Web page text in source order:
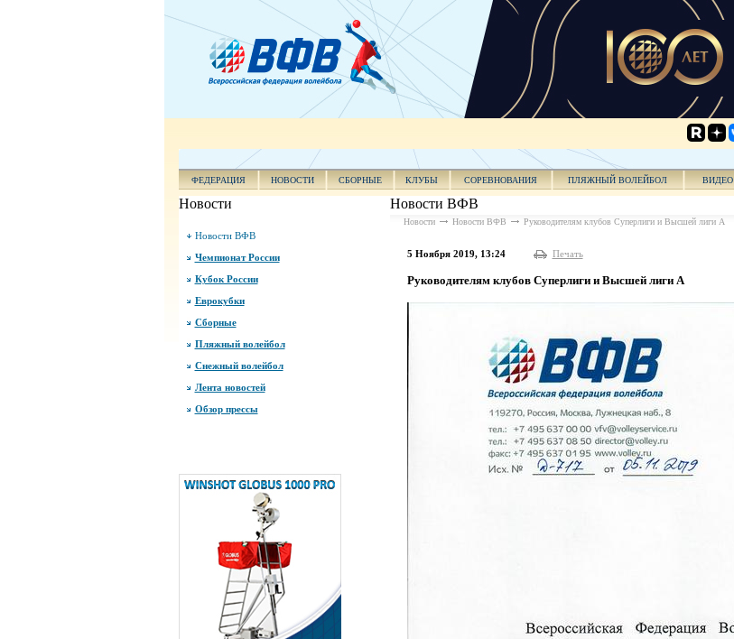
ФЕДЕРАЦИЯ НОВОСТИ СБОРНЫЕ КЛУБЫ СОРЕВНОВАНИЯ ПЛЯЖНЫЙ ВОЛЕЙБОЛ ВИДЕО
Новости
Новости ВФВ
Чемпионат России
Кубок России
Еврокубки
Сборные
Пляжный волейбол
Снежный волейбол
Лента новостей
Обзор прессы
Новости ВФВ
Новости Новости ВФВ Руководителям клубов Суперлиги и Высшей лиги А
5 Ноября 2019, 13:24 Печать
Руководителям клубов Суперлиги и Высшей лиги А